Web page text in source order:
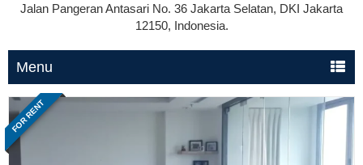
Jalan Pangeran Antasari No. 36 Jakarta Selatan, DKI Jakarta
12150, Indonesia.
Menu
FOR RENT